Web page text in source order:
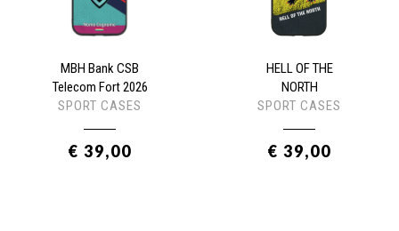
MBH Bank CSB
Telecom Fort 2026
SPORT CASES
€ 39,00
HELL OF THE
NORTH
SPORT CASES
€ 39,00